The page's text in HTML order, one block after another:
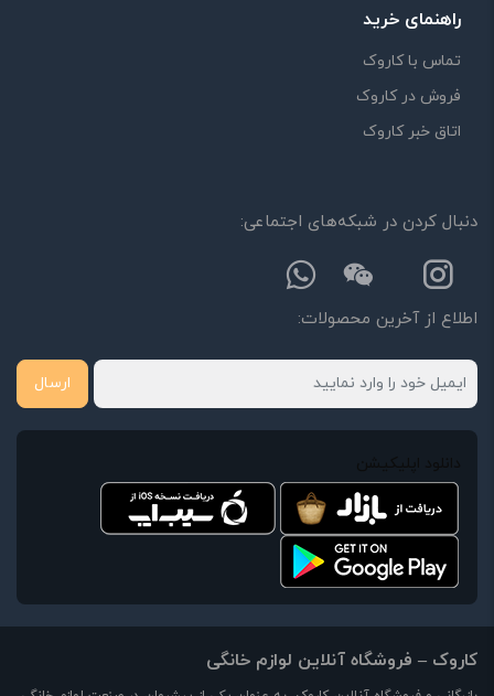
راهنمای خرید
تماس با کاروک
فروش در کاروک
اتاق خبر کاروک
دنبال کردن در شبکه‌های اجتماعی:
اطلاع از آخرین محصولات:
ارسال
کاروک – فروشگاه آنلاین لوازم خانگی